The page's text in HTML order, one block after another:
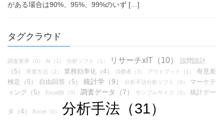
がある場合は90%、95%、99%のいず […]
タグクラウド
調査業界（0） AI（1） 分析ソフト（1） リサーチxIT（10）
設問設計
（5）
実査方法（2） 業務効率化（4） 消費者（3） アウトプット（1）
有意差
検定（5）
自由回答（5） 統計学（9） 分析手法分析ソフト（0）
マーケテ
ィング（5）
Excel技（3） 調査データ（7） サンプルサイズ（0） 統計デー
タ（4） Excel（0） 分析手法（31）